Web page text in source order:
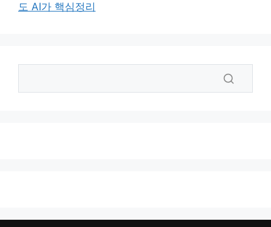
도 AI가 핵심정리